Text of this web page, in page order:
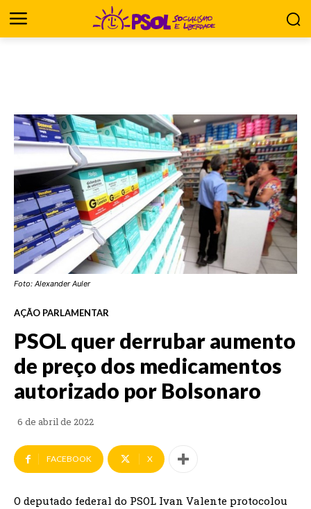
Foto: Alexander Auler
AÇÃO PARLAMENTAR
PSOL quer derrubar aumento
de preço dos medicamentos
autorizado por Bolsonaro
6 de abril de 2022
FACEBOOK X
O deputado federal do PSOL Ivan Valente protocolou